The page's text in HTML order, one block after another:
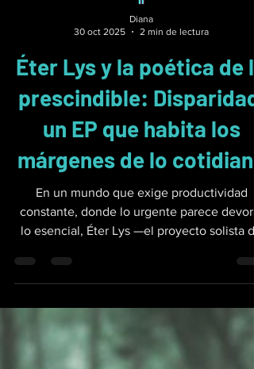
30 oct 2025
2 min de lectura
Éter Lys y la poética de lo
prescindible: Disparidad,
un EP que habita los
márgenes de lo cotidiano
En un mundo que exige productividad
música como refugio, no como prioridad.
nuevo EP, Disparidad, lanzado el 30 de
octubre de 2025, es una obra que se
en la tensión entre lo práctico y lo poético,